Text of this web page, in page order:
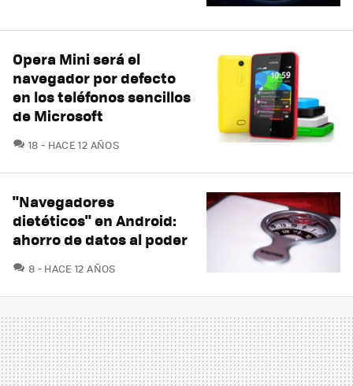
Opera Mini será el
navegador por defecto
en los teléfonos sencillos
de Microsoft
18 COMENTARIOS
HACE 12 AÑOS
"Navegadores
dietéticos" en Android:
ahorro de datos al poder
8 COMENTARIOS
HACE 12 AÑOS